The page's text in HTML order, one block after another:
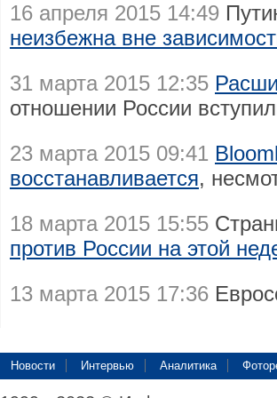
16 апреля 2015 14:49
неизбежна вне
31 марта 2015 12:35
отношении России
23 марта 2015 09:41
восстанавливается,
18 марта 2015 15:55
против России на этой
13 марта 2015 17:36
Новости Интервью Аналитика